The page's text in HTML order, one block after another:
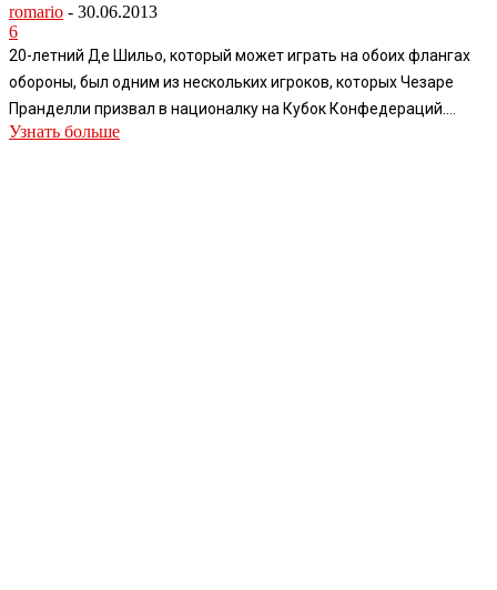
romario - 30.06.2013
6
20-летний Де Шильо, который может играть на обоих флангах
обороны, был одним из нескольких игроков, которых Чезаре
Пранделли призвал в националку на Кубок Конфедераций....
Узнать больше